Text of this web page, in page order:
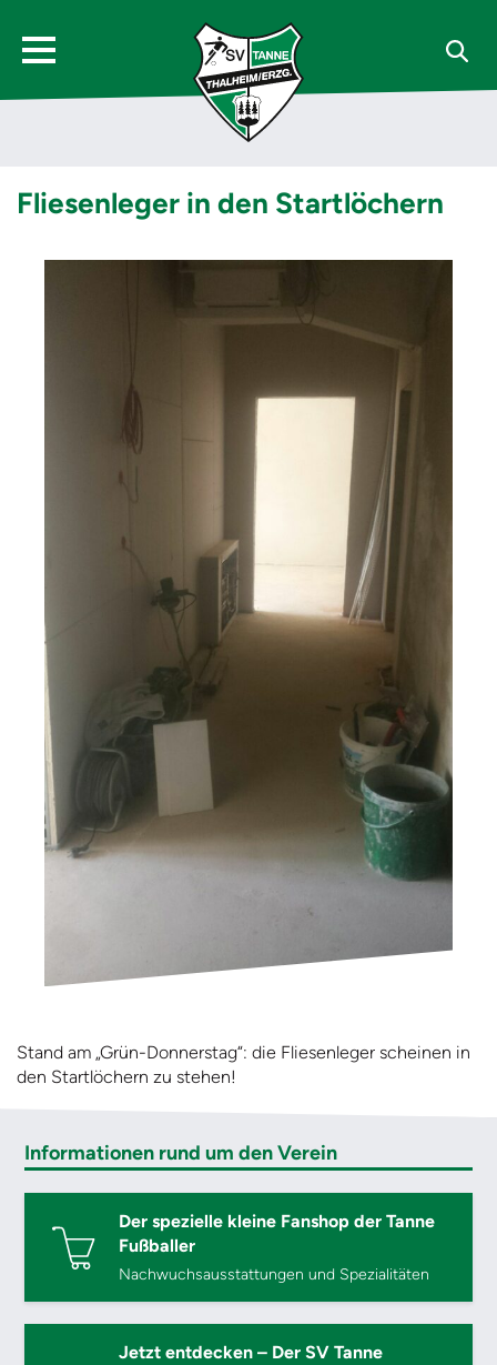
Fliesenleger in den Startlöchern
Stand am „Grün-Donnerstag“: die Fliesenleger scheinen in
den Startlöchern zu stehen!
Informationen rund um den Verein
Der spezielle kleine Fanshop der Tanne
Fußballer
Nachwuchsausstattungen und Spezialitäten
Jetzt entdecken – Der SV Tanne